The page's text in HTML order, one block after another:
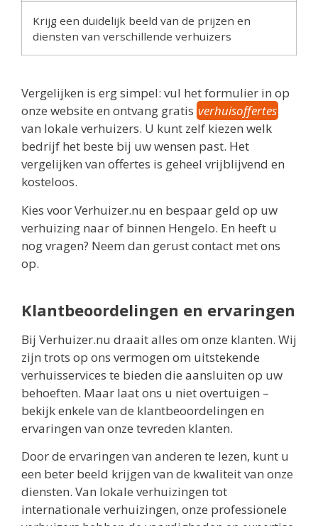
Krijg een duidelijk beeld van de prijzen en
diensten van verschillende verhuizers
Vergelijken is erg simpel: vul het formulier in op
onze website en ontvang gratis verhuisoffertes
van lokale verhuizers. U kunt zelf kiezen welk
bedrijf het beste bij uw wensen past. Het
vergelijken van offertes is geheel vrijblijvend en
kosteloos.
Kies voor Verhuizer.nu en bespaar geld op uw
verhuizing naar of binnen Hengelo. En heeft u
nog vragen? Neem dan gerust contact met ons
op.
Klantbeoordelingen en ervaringen
Bij Verhuizer.nu draait alles om onze klanten. Wij
zijn trots op ons vermogen om uitstekende
verhuisservices te bieden die aansluiten op uw
behoeften. Maar laat ons u niet overtuigen –
bekijk enkele van de klantbeoordelingen en
ervaringen van onze tevreden klanten.
Door de ervaringen van anderen te lezen, kunt u
een beter beeld krijgen van de kwaliteit van onze
diensten. Van lokale verhuizingen tot
internationale verhuizingen, onze professionele